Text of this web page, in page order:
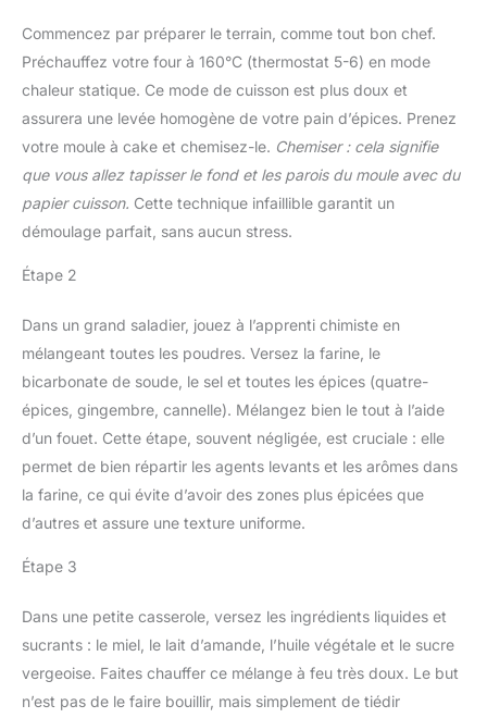
Commencez par préparer le terrain, comme tout bon chef.
Préchauffez votre four à 160°C (thermostat 5-6) en mode
chaleur statique. Ce mode de cuisson est plus doux et
assurera une levée homogène de votre pain d’épices. Prenez
votre moule à cake et chemisez-le. Chemiser : cela signifie
que vous allez tapisser le fond et les parois du moule avec du
papier cuisson. Cette technique infaillible garantit un
démoulage parfait, sans aucun stress.
Étape 2
Dans un grand saladier, jouez à l’apprenti chimiste en
mélangeant toutes les poudres. Versez la farine, le
bicarbonate de soude, le sel et toutes les épices (quatre-
épices, gingembre, cannelle). Mélangez bien le tout à l’aide
d’un fouet. Cette étape, souvent négligée, est cruciale : elle
permet de bien répartir les agents levants et les arômes dans
la farine, ce qui évite d’avoir des zones plus épicées que
d’autres et assure une texture uniforme.
Étape 3
Dans une petite casserole, versez les ingrédients liquides et
sucrants : le miel, le lait d’amande, l’huile végétale et le sucre
vergeoise. Faites chauffer ce mélange à feu très doux. Le but
n’est pas de le faire bouillir, mais simplement de tiédir